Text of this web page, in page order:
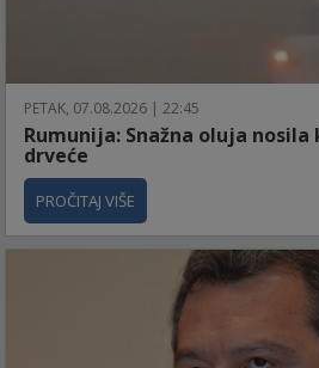
PETAK, 07.08.2026 | 22:45
Rumunija: Snažna oluja nosila
drveće
PROČITAJ VIŠE